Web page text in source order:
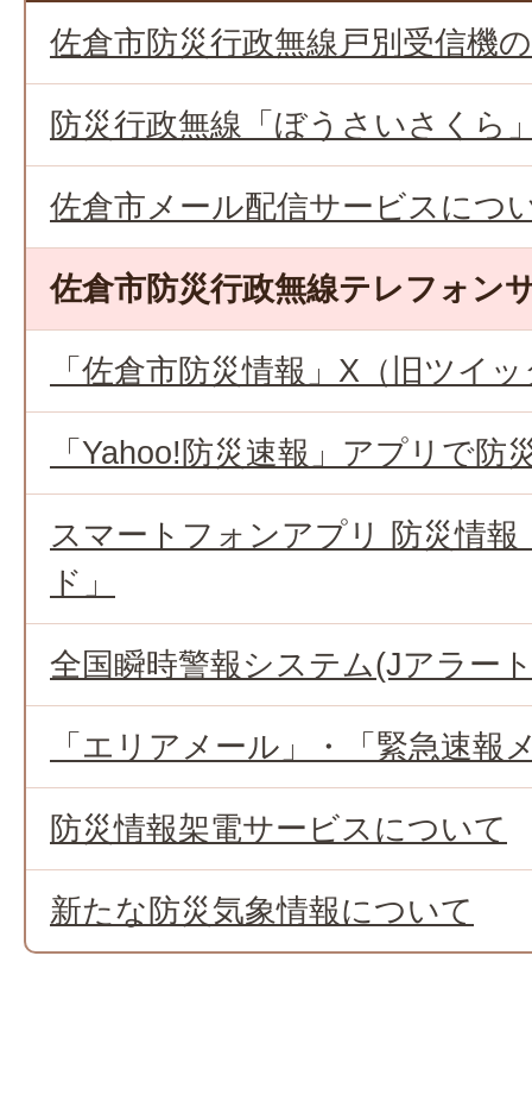
佐倉市防災行政無線戸別受信機
防災行政無線「ぼうさいさくら
佐倉市メール配信サービスにつ
佐倉市防災行政無線テレフォン
「佐倉市防災情報」X（旧ツイ
「Yahoo!防災速報」アプリで防
スマートフォンアプリ 防災情報
ド」
全国瞬時警報システム(Jアラー
「エリアメール」・「緊急速報
防災情報架電サービスについて
新たな防災気象情報について